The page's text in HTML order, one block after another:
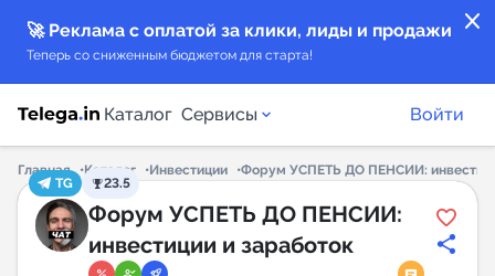
close
🚀 Реклама с оплатой за клики, лиды и продажи
Теперь со сниженным бюджетом для старта!
Каталог Сервисы
Каталог каналов
Каталог ботов
Войти
Главная Каталог Инвестиции
Форум УСПЕТЬ ДО ПЕНСИИ:
TG
23.5
Форум УСПЕТЬ ДО ПЕНСИИ:
инвестиции и заработок